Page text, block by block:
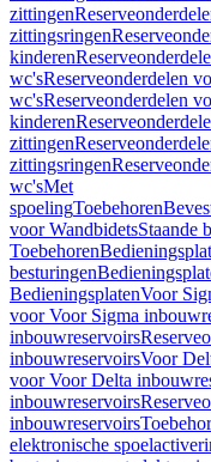
zittingen
zittingsringen
kinderen
wc'sReserveonderdelen
wc'sReserveonderdelen
kinderen
zittingen
zittingsringen
wc'sMet
spoelingToebehoren
voor WandbidetsStaande
Toebehoren
besturingen
BedieningsplatenVoor
voor Voor Sigma
inbouwreservoirs
inbouwreservoirsVoor
voor Voor Delta
inbouwreservoirs
inbouwreservoirs
elektronische